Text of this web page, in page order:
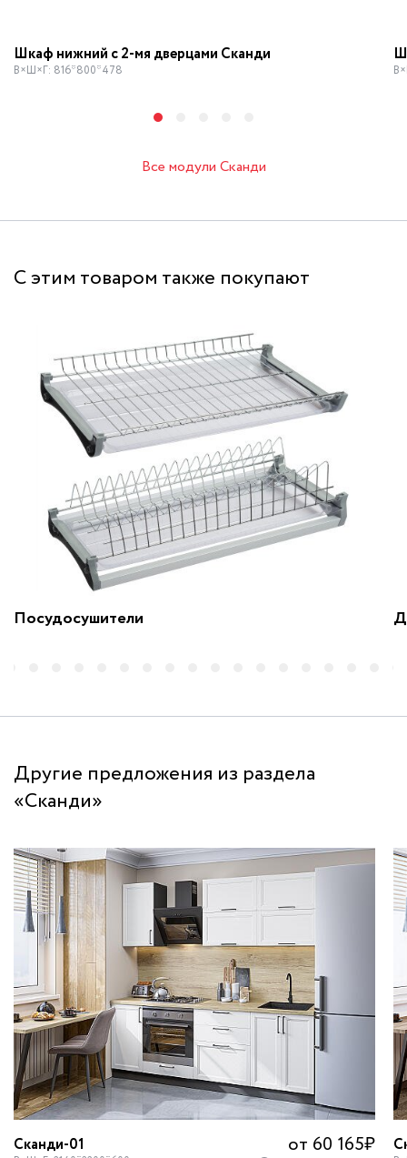
Шкаф нижний с 2-мя дверцами Сканди
В×Ш×Г: 816*800*478
Все модули Сканди
С этим товаром также покупают
Посудосушители
Другие предложения из раздела
«Сканди»
Сканди-01 от 60 165₽